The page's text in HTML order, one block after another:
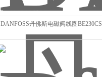
DANFOSS丹佛斯电磁阀线圈BE230CS
018F6193